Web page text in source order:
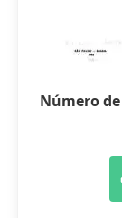
Número